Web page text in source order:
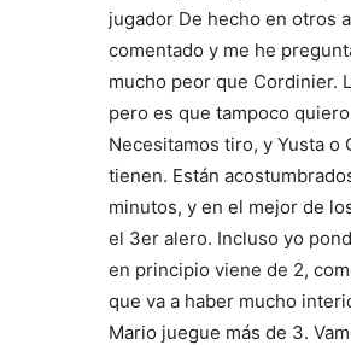
jugador De hecho en otros
comentado y me he
mucho peor que Cordinier.
pero es que tampoco
Necesitamos tiro, y Yusta o
tienen. Están
minutos, y en el mejor de
el 3er alero. Incluso yo
en principio viene de 2,
que va a haber mucho
Mario juegue más de 3.